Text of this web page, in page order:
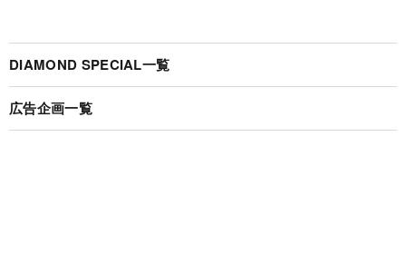
DIAMOND SPECIAL一覧
広告企画一覧